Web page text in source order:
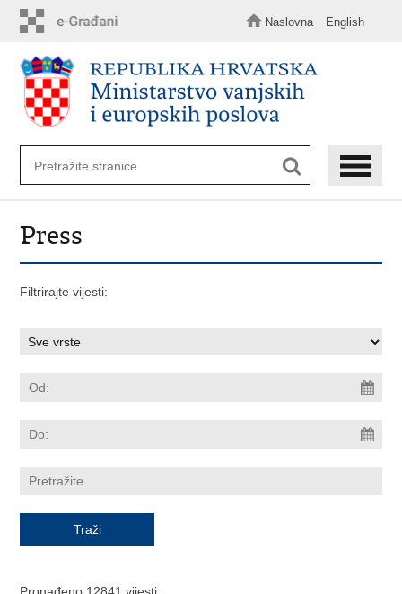
sadržaj
Naslovna English
Press
Filtrirajte vijesti:
Pronađeno 12841 vijesti.